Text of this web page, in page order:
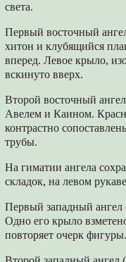
света.
Первый восточный
хитон и клубящийся
вперед. Левое крыло,
вскинуто вверх.
Второй восточный
Авелем и Каином.
контрастно
трубы.
На гиматии ангела
складок, на левом
Первый западный ангел
Одно его крыло
повторяет очерк фигуры.